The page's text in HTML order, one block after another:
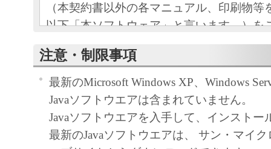
（本契約書以外の各マニュアル、印刷物等
以下「本ソフトウェア」と言います。）を
めの、お客様とキヤノン株式会社（以下キ
す。）との間の契約書です。
お客様は、『同意』を示す行為、または「
ア」の使用のいずれかをもって、本契約書
になります。お客様が本契約書に同意でき
ソフトウェア」を使用することはできませ
注意・制限事項
最新のMicrosoft Windows XP、Windows
Javaソフトウエアは含まれていません。
Javaソフトウエアを入手して、インストー
最新のJavaソフトウエアは、 サン・マイ